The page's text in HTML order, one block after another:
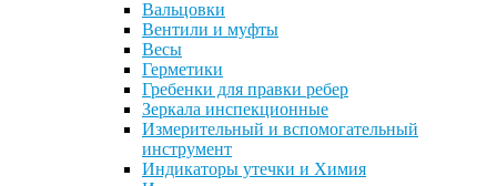
Вальцовки
Вентили и муфты
Весы
Герметики
Гребенки для правки ребер
Зеркала инспекционные
Измерительный и вспомогательный
инструмент
Индикаторы утечки и Химия